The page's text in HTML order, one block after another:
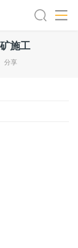
混凝土搅拌设备
施工
分享